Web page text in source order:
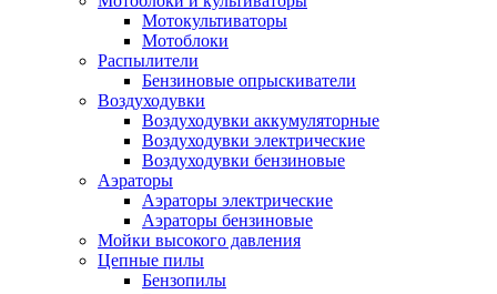
Мотокультиваторы
Мотоблоки
Распылители
Бензиновые опрыскиватели
Воздуходувки
Воздуходувки аккумуляторные
Воздуходувки электрические
Воздуходувки бензиновые
Аэраторы
Аэраторы электрические
Аэраторы бензиновые
Мойки высокого давления
Цепные пилы
Бензопилы